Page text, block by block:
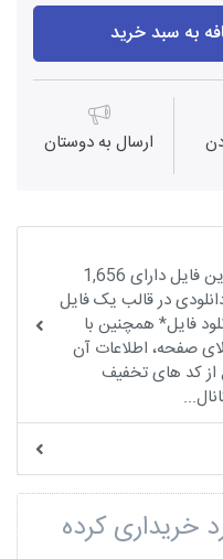
به سبد خرید
ارسال به دوستان
بانک شماره موبایل مهندسین کرج این فایل دارای 1,656
در قالب یک فایل
فایل* همچنین با
صفحه، اطلاعات آن
کد های تخفیف
خریداری کرده